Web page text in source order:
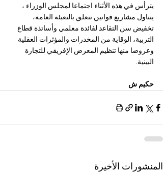
يترأس في هذه الأثناء اجتماعا لمجلس الوزراء ،
يتناول مشاريع قوانين تتعلق بالتعبئة العامة،
تخفيض سن التقاعد لفائدة معلمي وأساتذة قطاع
التربية، الوقاية من المخدرات والمؤثرات العقلية
وعروضا منها تنظيم المعرض الإفريقي للتجارة
البينية.
حكيم ش
المنشورات الأخيرة